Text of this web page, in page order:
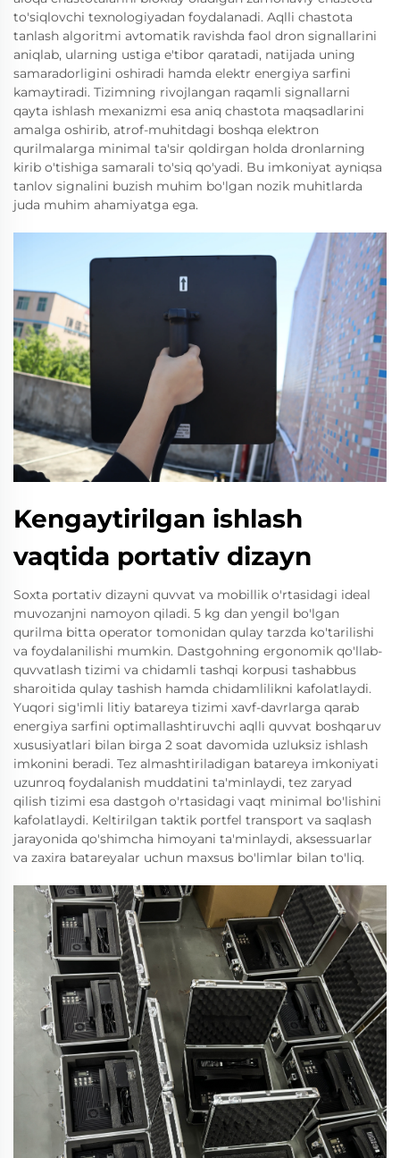
to'siqlovchi texnologiyadan foydalanadi. Aqlli chastota
tanlash algoritmi avtomatik ravishda faol dron signallarini
aniqlab, ularning ustiga e'tibor qaratadi, natijada uning
samaradorligini oshiradi hamda elektr energiya sarfini
kamaytiradi. Tizimning rivojlangan raqamli signallarni
qayta ishlash mexanizmi esa aniq chastota maqsadlarini
amalga oshirib, atrof-muhitdagi boshqa elektron
qurilmalarga minimal ta'sir qoldirgan holda dronlarning
kirib o'tishiga samarali to'siq qo'yadi. Bu imkoniyat ayniqsa
tanlov signalini buzish muhim bo'lgan nozik muhitlarda
juda muhim ahamiyatga ega.
Kengaytirilgan ishlash
vaqtida portativ dizayn
Soxta portativ dizayni quvvat va mobillik o'rtasidagi ideal
muvozanjni namoyon qiladi. 5 kg dan yengil bo'lgan
qurilma bitta operator tomonidan qulay tarzda ko'tarilishi
va foydalanilishi mumkin. Dastgohning ergonomik qo'llab-
quvvatlash tizimi va chidamli tashqi korpusi tashabbus
sharoitida qulay tashish hamda chidamlilikni kafolatlaydi.
Yuqori sig'imli litiy batareya tizimi xavf-davrlarga qarab
energiya sarfini optimallashtiruvchi aqlli quvvat boshqaruv
xususiyatlari bilan birga 2 soat davomida uzluksiz ishlash
imkonini beradi. Tez almashtiriladigan batareya imkoniyati
uzunroq foydalanish muddatini ta'minlaydi, tez zaryad
qilish tizimi esa dastgoh o'rtasidagi vaqt minimal bo'lishini
kafolatlaydi. Keltirilgan taktik portfel transport va saqlash
jarayonida qo'shimcha himoyani ta'minlaydi, aksessuarlar
va zaxira batareyalar uchun maxsus bo'limlar bilan to'liq.